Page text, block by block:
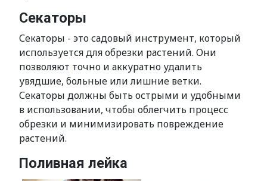
Секаторы
Секаторы - это садовый инструмент, который
используется для обрезки растений. Они
позволяют точно и аккуратно удалить
увядшие, больные или лишние ветки.
Секаторы должны быть острыми и удобными
в использовании, чтобы облегчить процесс
обрезки и минимизировать повреждение
растений.
Поливная лейка